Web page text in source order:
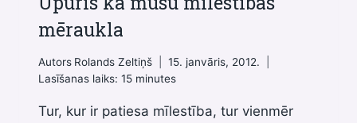
mēraukla
Autors Rolands Zeltiņš
15. janvāris, 2012.
Lasīšanas laiks: 15 minutes
Tur, kur ir patiesa mīlestība, tur vienmēr